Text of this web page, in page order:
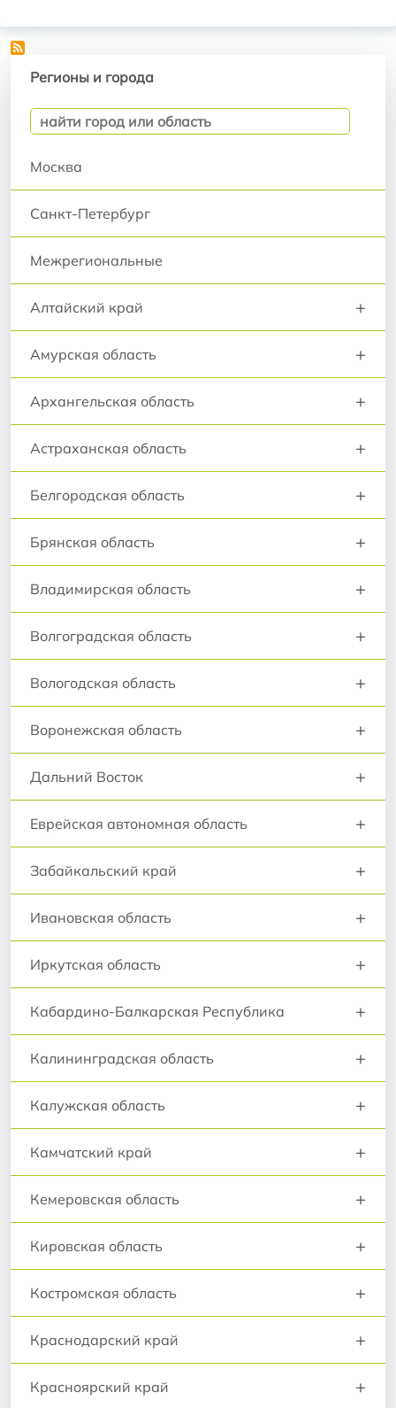
Регионы и города
Москва
Санкт-Петербург
Межрегиональные
Алтайский край +
Амурская область +
Архангельская область +
Астраханская область +
Белгородская область +
Брянская область +
Владимирская область +
Волгоградская область +
Вологодская область +
Воронежская область +
Дальний Восток +
Еврейская автономная область +
Забайкальский край +
Ивановская область +
Иркутская область +
Кабардино-Балкарская Республика +
Калининградская область +
Калужская область +
Камчатский край +
Кемеровская область +
Кировская область +
Костромская область +
Краснодарский край +
Красноярский край +